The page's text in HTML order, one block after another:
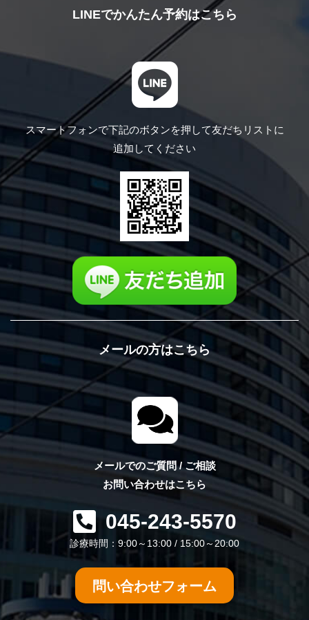
LINEでかんたん予約はこちら
スマートフォンで下記のボタンを押して友だちリストに
追加してください
メールの方はこちら
メールでのご質問 / ご相談
お問い合わせはこちら
045-243-5570
診療時間：9:00～13:00 / 15:00～20:00
問い合わせフォーム